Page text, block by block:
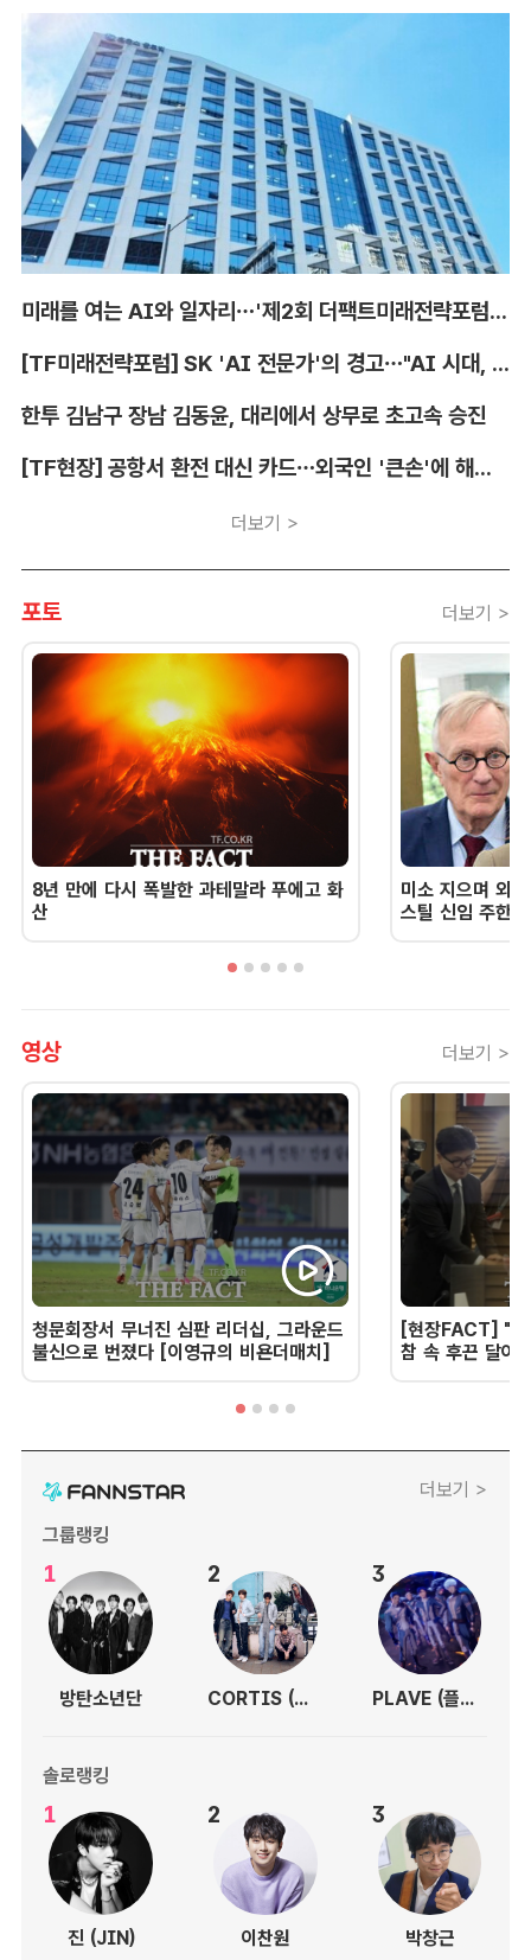
미래를 여는 AI와 일자리…'제2회 더팩트미래전략포럼' 참가 신청
[TF미래전략포럼] SK 'AI 전문가'의 경고…"AI 시대, 인재 격차 더 커진다"
한투 김남구 장남 김동윤, 대리에서 상무로 초고속 승진
[TF현장] 공항서 환전 대신 카드…외국인 '큰손'에 해외카드 매입 시장 쑥
더보기 >
포토 더보기 >
8년 만에 다시 폭발한 과테말라 푸에고 화
산
미소 지으며 외
스틸 신임 주한
영상 더보기 >
청문회장서 무너진 심판 리더십, 그라운드
불신으로 번졌다 [이영규의 비욘더매치]
[현장FACT] "한
참 속 후끈 달아
더보기 >
그룹랭킹
1
방탄소년단
2
CORTIS (코르티스)
3
PLAVE (플레이브)
솔로랭킹
1
진 (JIN)
2
이찬원
3
박창근